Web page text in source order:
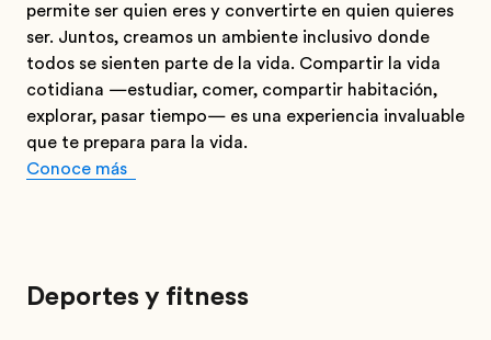
permite ser quien eres y convertirte en quien quieres
ser. Juntos, creamos un ambiente inclusivo donde
todos se sienten parte de la vida. Compartir la vida
cotidiana —estudiar, comer, compartir habitación,
explorar, pasar tiempo— es una experiencia invaluable
que te prepara para la vida.
Conoce más
Deportes y fitness